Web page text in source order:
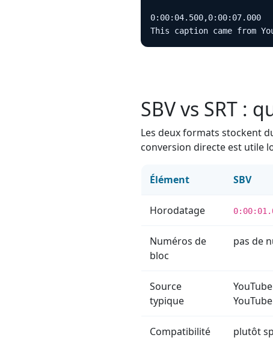
0:00:04.500,0:00:07.000
This caption came from
SBV vs SRT :
Les deux formats stockent
conversion directe est utile
Élément SBV
Horodatage
Numéros de
bloc
pas de
Source
typique
YouTube
Compatibilité plutôt